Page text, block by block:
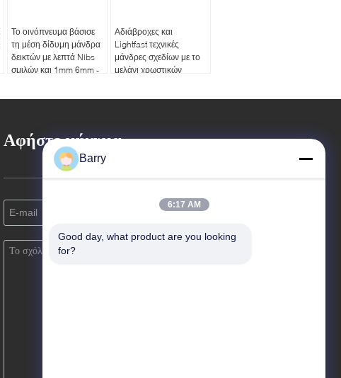
Το οινόπνευμα βάσισε
τη μέση δίδυμη μάνδρα
δεικτών με λεπτά Nibs
σμιλών και 1mm 6mm -
Αδιάβροχες και
Lightfast τεχνικές
μάνδρες σχεδίων με το
μελάνι χρωστικών
Αφήστε μήνυμα
Barry
6:17 AM
Good day, what product are you looking
for?